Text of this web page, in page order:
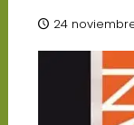
CUEVA DEL VIENTO
24